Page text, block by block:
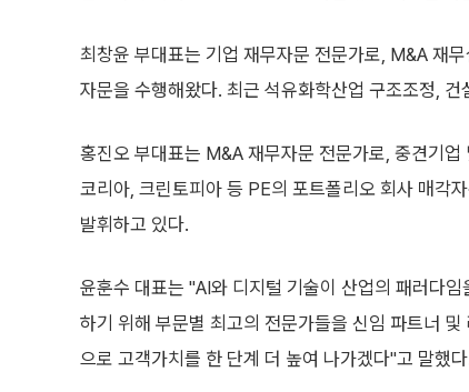
최창윤 부대표는 기업 재무자문 전문가로, M&A 재
자문을 수행해왔다. 최근 석유화학산업 구조조정,
홍진오 부대표는 M&A 재무자문 전문가로, 중견기
코리아, 크린토피아 등 PE의 포트폴리오 회사 매각
발휘하고 있다.
윤훈수 대표는 "AI와 디지털 기술이 산업의 패러다
하기 위해 부문별 최고의 전문가들을 신임 파트너
으로 고객가치를 한 단계 더 높여 나가겠다"고 말했